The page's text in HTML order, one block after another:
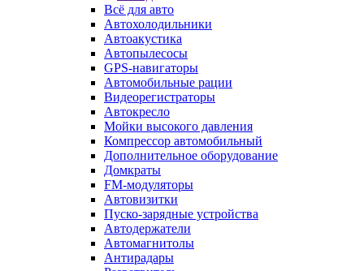
Всё для авто
Автохолодильники
Автоакустика
Автопылесосы
GPS-навигаторы
Автомобильные рации
Видеорегистраторы
Автокресло
Мойки высокого давления
Компрессор автомобильный
Дополнительное оборудование
Домкраты
FM-модуляторы
Автовизитки
Пуско-зарядные устройства
Автодержатели
Автомагнитолы
Антирадары